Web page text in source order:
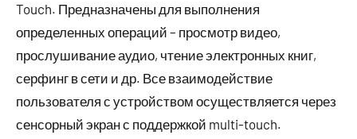
Touch. Предназначены для выполнения
определенных операций – просмотр видео,
прослушивание аудио, чтение электронных книг,
серфинг в сети и др. Все взаимодействие
пользователя с устройством осуществляется через
сенсорный экран с поддержкой multi-touch.